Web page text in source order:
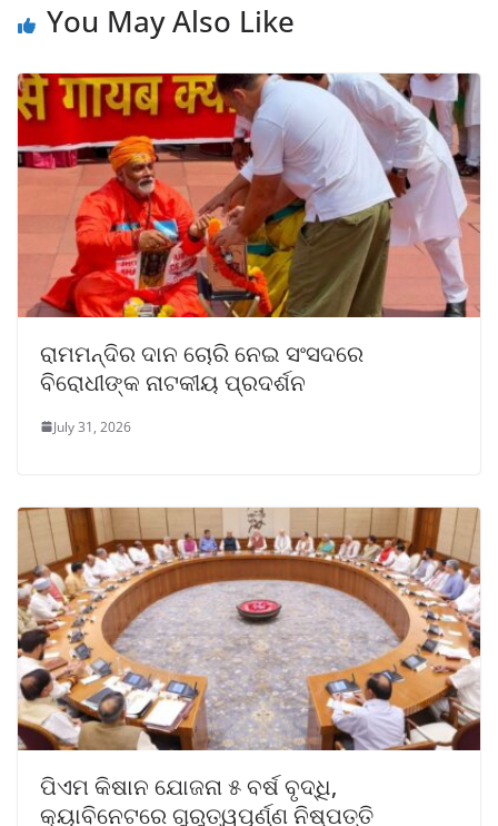
You May Also Like
ରାମମନ୍ଦିର ଦାନ ଚୋରି ନେଇ ସଂସଦରେ
ବିରୋଧୀଙ୍କ ନାଟକୀୟ ପ୍ରଦର୍ଶନ
July 31, 2026
ପିଏମ କିଷାନ ଯୋଜନା ୫ ବର୍ଷ ବୃଦ୍ଧି,
କ୍ୟାବିନେଟରେ ଗୁରୁତ୍ୱପୂର୍ଣ୍ଣ ନିଷ୍ପତ୍ତି